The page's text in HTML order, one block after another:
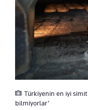
Türkiyenin en iyi
bilmiyorlar’